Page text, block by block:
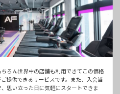
ろん世界中の店舗も利用できてこの価格
提供できるサービスです。また、入会当
思い立った日に気軽にスタートできま